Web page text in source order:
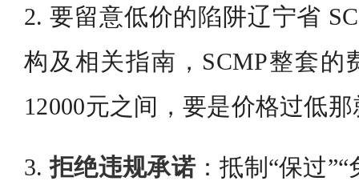
2. 要留意低价的陷阱辽宁省
构及相关指南，SCMP整套的
12000元之间，要是价格过低
3.拒绝违规承诺：抵制“保过